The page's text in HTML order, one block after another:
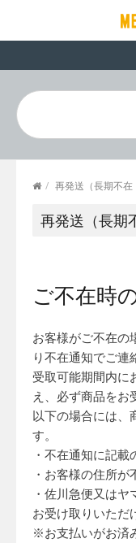
/ 再発送（長期不在
再発送（長期
ご不在時
お客様がご不在の
り不在通知でご連
受取可能期間内に
え、必ず商品をお
以下の場合には、
す。
・不在通知に記
・お客様の住所が
・佐川急便又は
お受け取りいただ
※お支払いがお済